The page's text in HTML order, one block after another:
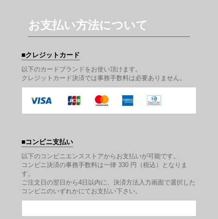
お支払い方法について
クレジットカード
以下のカードブランドをお使い頂けます。
クレジットカード決済では事務手数料は必要ありません。
コンビニ支払い
以下のコンビニエンスストアからお支払いが可能です。
コンビニ決済の事務手数料は一律 330 円（税込）となりま
す。
ご注文日の翌日から4日以内に、決済方法入力画面で選択した
コンビニのいずれかにてお支払い下さい。